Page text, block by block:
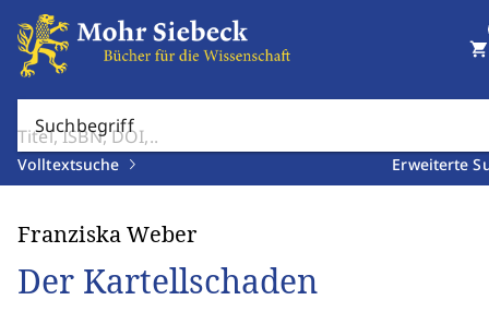
Suchbegriff
Volltextsuche Erweiterte
shopping_cart
Franziska Weber
Der Kartellschaden